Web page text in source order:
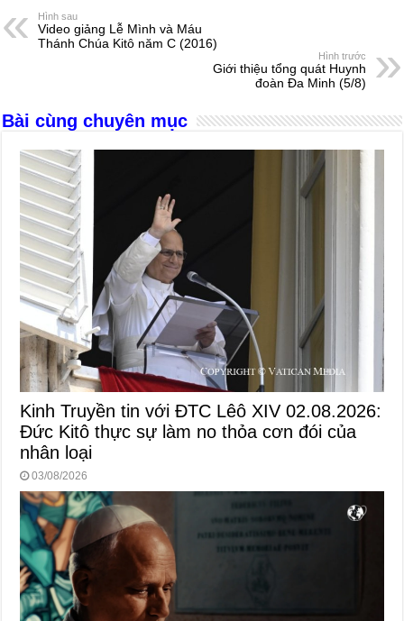
e
b
k
n
A
d
Hình sau
Video giảng Lễ Mình và Máu
Thánh Chúa Kitô năm C (2016)
Hình trước
Giới thiệu tổng quát Huynh
đoàn Đa Minh (5/8)
Bài cùng chuyên mục
Kinh Truyền tin với ĐTC Lêô XIV 02.08.2026:
Đức Kitô thực sự làm no thỏa cơn đói của
nhân loại
03/08/2026